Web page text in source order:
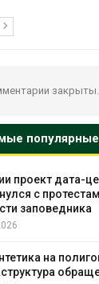
закрыты.
популярные